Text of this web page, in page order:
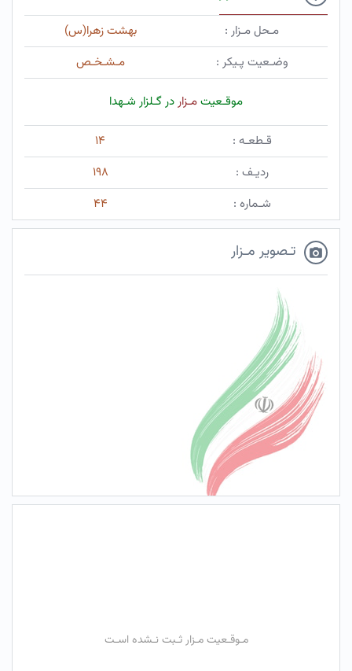
مـحل مـزار :
بهشت زهرا(س)
وضـعیت پـیکر :
مـشـخـص
موقـعیتمـزاردر گـلزار شـهدا
قـطعـه :
۱۴
ردیـف :
۱۹۸
شـماره :
۴۴
تـصویر مـزار
مـوقـعیت مـزار ثـبت نـشده اسـت